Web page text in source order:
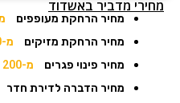
מחירי מדביר באשדוד
מחיר הרחקת מעופפים
מחיר הרחקת מזיקים
מ-100 ₪
מחיר פינוי פגרים
מ-200 ₪
מחיר הדברה לדירת חדר